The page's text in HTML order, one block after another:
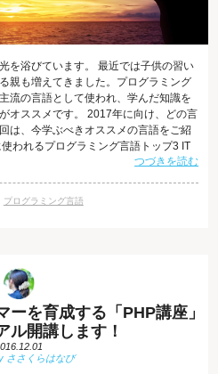
を浴びています。 最近では子供の習い
親も増えてきました。プログラミング
流の言語として使われ、学んだ知識を
オススメです。 2017年に向け、どの言
は、今学ぶべきオススメの言語をご紹
われるプログラミング言語トップ3 IT
大規模プロジェクトからブログシステ
現場で生かすためには、将来的にも
つづきを読む
プログラミング言語
を育成する「PHP講座」
ル開講します！